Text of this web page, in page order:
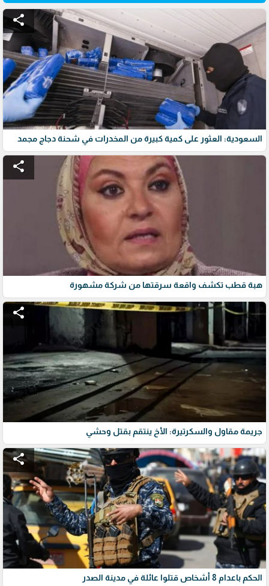
share
السعودية: العثور على كمية كبيرة من المخدرات في شحنة دجاج مجمد
share
هبة قطب تكشف واقعة سرقتها من شركة مشهورة
share
جريمة مقاول والسكرتيرة: الأخ ينتقم بقتل وحشي
share
الحكم باعدام 8 أشخاص قتلوا عائلة في مدينة الصدر